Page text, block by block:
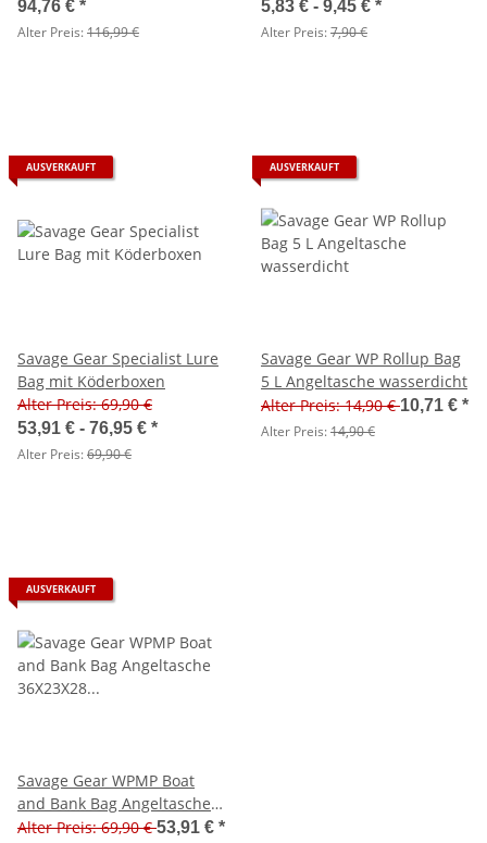
94,76 € *
Alter Preis:116,99 €
5,83 € - 9,45 € *
Alter Preis:7,90 €
AUSVERKAUFT
Savage Gear Specialist Lure
Bag mit Köderboxen
Alter Preis: 69,90 €
53,91 € - 76,95 € *
Alter Preis:69,90 €
AUSVERKAUFT
Savage Gear WP Rollup Bag
5 L Angeltasche wasserdicht
Alter Preis: 14,90 €10,71 € *
Alter Preis:14,90 €
AUSVERKAUFT
Savage Gear WPMP Boat
and Bank Bag Angeltasche
36X23X28 cm 24L
Alter Preis: 69,90 €53,91 € *